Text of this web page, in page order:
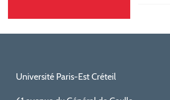
Université Paris-Est Créteil